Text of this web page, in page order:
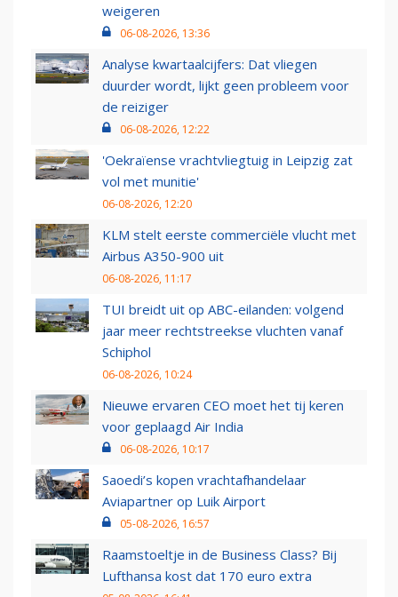
weigeren
06-08-2026, 13:36
Analyse kwartaalcijfers: Dat vliegen
duurder wordt, lijkt geen probleem voor
de reiziger
06-08-2026, 12:22
'Oekraïense vrachtvliegtuig in Leipzig zat
vol met munitie'
06-08-2026, 12:20
KLM stelt eerste commerciële vlucht met
Airbus A350-900 uit
06-08-2026, 11:17
TUI breidt uit op ABC-eilanden: volgend
jaar meer rechtstreekse vluchten vanaf
Schiphol
06-08-2026, 10:24
Nieuwe ervaren CEO moet het tij keren
voor geplaagd Air India
06-08-2026, 10:17
Saoedi’s kopen vrachtafhandelaar
Aviapartner op Luik Airport
05-08-2026, 16:57
Raamstoeltje in de Business Class? Bij
Lufthansa kost dat 170 euro extra